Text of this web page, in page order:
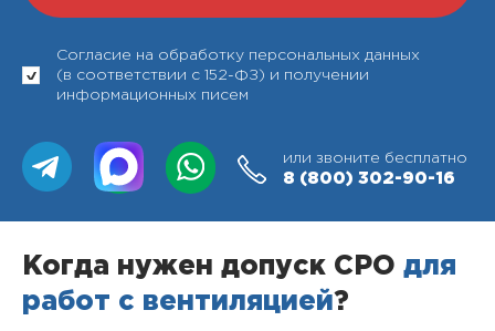
Согласие на обработку персональных данных
(в соответствии с 152-ФЗ) и получении
информационных писем
или звоните бесплатно
8 (800) 302-90-16
Когда нужен допуск СРО для
работ с вентиляцией?